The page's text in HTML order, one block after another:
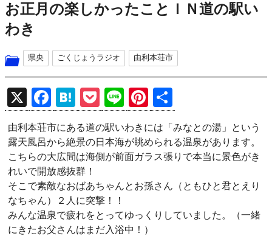
お正月の楽しかったことＩＮ道の駅い
わき
県央 ごくじょうラジオ 由利本荘市
X
F
a
ce
b
o
o
k
H
at
e
n
a
P
o
ck
et
Li
n
e
Pi
nt
er
es
t
有
由利本荘市にある道の駅いわきには「みなとの湯」という
露天風呂から絶景の日本海が眺められる温泉があります。
こちらの大広間は海側が前面ガラス張りで本当に景色がき
れいで開放感抜群！
そこで素敵なおばあちゃんとお孫さん（ともひと君とえり
なちゃん）２人に突撃！！
みんな温泉で疲れをとってゆっくりしていました。（一緒
にきたお父さんはまだ入浴中！）